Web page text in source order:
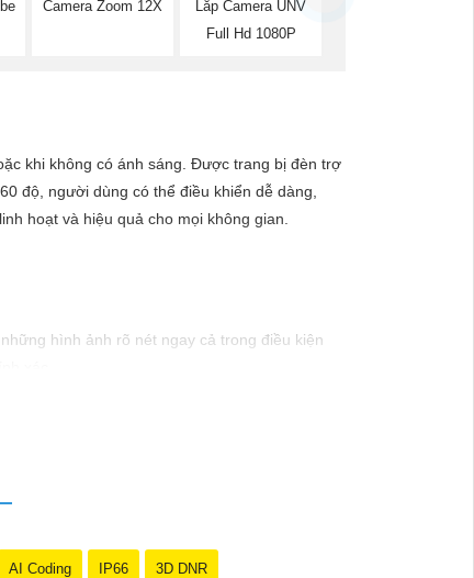
Camera Zoom 12X
Lắp Camera UNV
Full Hd 1080P
khi không có ánh sáng. Được trang bị đèn trợ
độ, người dùng có thể điều khiển dễ dàng,
hoạt và hiệu quả cho mọi không gian.
hình ảnh rõ nét ngay cả trong điều kiện
ảnh vào điều kiện ánh sáng yếu. Hãy đầu
AI Coding IP66 3D DNR